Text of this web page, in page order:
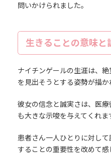
問いかけられました。
生きることの意味と
ナイチンゲールの生涯は、
を見出そうとする姿勢が描か
彼女の信念と誠実さは、医
も大きな示唆を与えてくれま
患者さん一人ひとりに対し
することの重要性を改めて感